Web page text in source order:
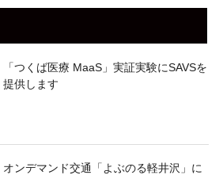
「つくば医療 MaaS」実証実験にSAVSを
提供します
オンデマンド交通「よぶのる軽井沢」に